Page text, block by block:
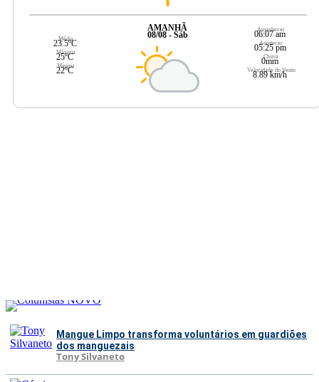
Média
23.5ºC
Máxima
25ºC
Mínima
22ºC
AMANHÃ
08/08 - Sáb
Amanhecer
06:07 am
Anoitecer
05:25 pm
Chuva
0mm
Velocidade do Vento
8.89 km/h
Mangue Limpo transforma voluntários em guardiões
dos manguezais
Tony Silvaneto